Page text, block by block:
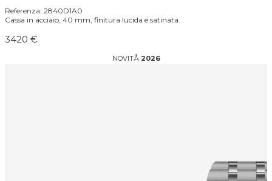
Referenza: 2840D1A0
Cassa in acciaio, 40 mm, finitura lucida e satinata.
3420 €
NOVITÅ 2026